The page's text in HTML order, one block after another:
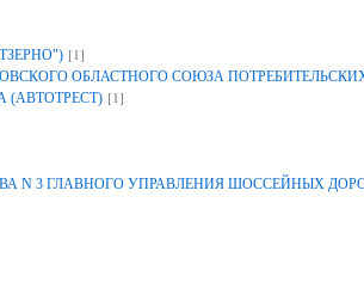
[1]
ОБЛАСТНОГО СОЮЗА
[1]
N 3 ГЛАВНОГО УПРАВЛЕНИЯ ШОССЕЙНЫХ